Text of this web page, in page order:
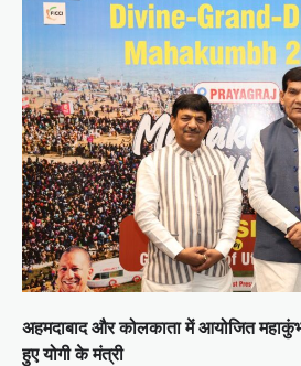
अहमदाबाद और कोलकाता में आयोजित
हुए योगी के मंत्री